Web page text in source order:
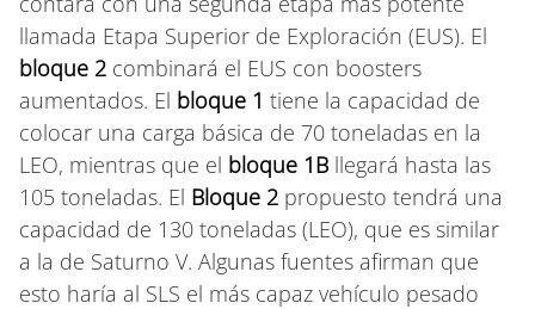
llamada Etapa Superior de Exploración (EUS). El
bloque 2 combinará el EUS con boosters
aumentados. El bloque 1 tiene la capacidad de
colocar una carga básica de 70 toneladas en la
LEO, mientras que el bloque 1B llegará hasta las
105 toneladas. El Bloque 2 propuesto tendrá una
capacidad de 130 toneladas (LEO), que es similar
a la de Saturno V. Algunas fuentes afirman que
esto haría al SLS el más capaz vehículo pesado